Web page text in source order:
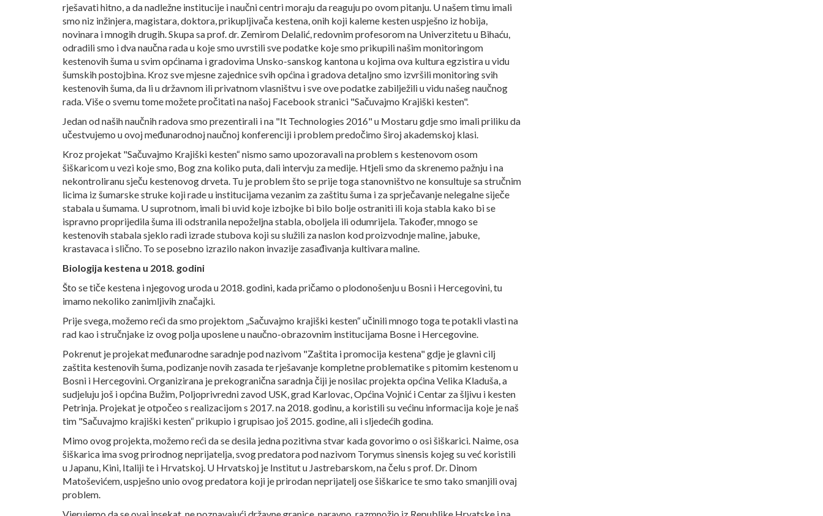
rješavati hitno, a da nadležne institucije i naučni centri moraju da reaguju po ovom pitanju. U našem timu imali
smo niz inžinjera, magistara, doktora, prikupljivača kestena, onih koji kaleme kesten uspješno iz hobija,
novinara i mnogih drugih. Skupa sa prof. dr. Zemirom Delalić, redovnim profesorom na Univerzitetu u Bihaću,
odradili smo i dva naučna rada u koje smo uvrstili sve podatke koje smo prikupili našim monitoringom
kestenovih šuma u svim općinama i gradovima Unsko-sanskog kantona u kojima ova kultura egzistira u vidu
šumskih postojbina. Kroz sve mjesne zajednice svih općina i gradova detaljno smo izvršili monitoring svih
kestenovih šuma, da li u državnom ili privatnom vlasništvu i sve ove podatke zabilježili u vidu našeg naučnog
rada. Više o svemu tome možete pročitati na našoj Facebook stranici "Sačuvajmo Krajiški kesten".
Jedan od naših naučnih radova smo prezentirali i na "It Technologies 2016" u Mostaru gdje smo imali priliku da
učestvujemo u ovoj međunarodnoj naučnoj konferenciji i problem predočimo široj akademskoj klasi.
Kroz projekat "Sačuvajmo Krajiški kesten“ nismo samo upozoravali na problem s kestenovom osom
šiškaricom u vezi koje smo, Bog zna koliko puta, dali intervju za medije. Htjeli smo da skrenemo pažnju i na
nekontroliranu sječu kestenovog drveta. Tu je problem što se prije toga stanovništvo ne konsultuje sa stručnim
licima iz šumarske struke koji rade u institucijama vezanim za zaštitu šuma i za sprječavanje nelegalne siječe
stabala u šumama. U suprotnom, imali bi uvid koje izbojke bi bilo bolje ostraniti ili koja stabla kako bi se
ispravno proprijedila šuma ili odstranila nepoželjna stabla, oboljela ili odumrijela. Također, mnogo se
kestenovih stabala sjeklo radi izrade stubova koji su služili za naslon kod proizvodnje maline, jabuke,
krastavaca i slično. To se posebno izrazilo nakon invazije zasađivanja kultivara maline.
Biologija kestena u 2018. godini
Što se tiče kestena i njegovog uroda u 2018. godini, kada pričamo o plodonošenju u Bosni i Hercegovini, tu
imamo nekoliko zanimljivih značajki.
Prije svega, možemo reći da smo projektom „Sačuvajmo krajiški kesten“ učinili mnogo toga te potakli vlasti na
rad kao i stručnjake iz ovog polja uposlene u naučno-obrazovnim institucijama Bosne i Hercegovine.
Pokrenut je projekat međunarodne saradnje pod nazivom "Zaštita i promocija kestena" gdje je glavni cilj
zaštita kestenovih šuma, podizanje novih zasada te rješavanje kompletne problematike s pitomim kestenom u
Bosni i Hercegovini. Organizirana je prekogranična saradnja čiji je nosilac projekta općina Velika Kladuša, a
sudjeluju još i općina Bužim, Poljoprivredni zavod USK, grad Karlovac, Općina Vojnić i Centar za šljivu i kesten
Petrinja. Projekat je otpočeo s realizacijom s 2017. na 2018. godinu, a koristili su većinu informacija koje je naš
tim "Sačuvajmo krajiški kesten“ prikupio i grupisao još 2015. godine, ali i sljedećih godina.
Mimo ovog projekta, možemo reći da se desila jedna pozitivna stvar kada govorimo o osi šiškarici. Naime, osa
šiškarica ima svog prirodnog neprijatelja, svog predatora pod nazivom Torymus sinensis kojeg su već koristili
u Japanu, Kini, Italiji te i Hrvatskoj. U Hrvatskoj je Institut u Jastrebarskom, na čelu s prof. Dr. Dinom
Matoševićem, uspješno unio ovog predatora koji je prirodan neprijatelj ose šiškarice te smo tako smanjili ovaj
problem.